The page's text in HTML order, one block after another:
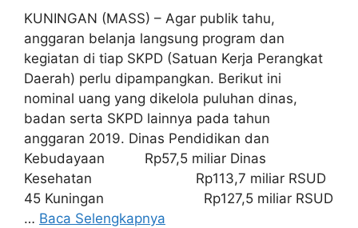
KUNINGAN (MASS) – Agar publik tahu,
anggaran belanja langsung program dan
kegiatan di tiap SKPD (Satuan Kerja Perangkat
Daerah) perlu dipampangkan. Berikut ini
nominal uang yang dikelola puluhan dinas,
badan serta SKPD lainnya pada tahun
anggaran 2019. Dinas Pendidikan dan
Kebudayaan Rp57,5 miliar Dinas
Kesehatan Rp113,7 miliar RSUD
45 Kuningan Rp127,5 miliar RSUD
… Baca Selengkapnya